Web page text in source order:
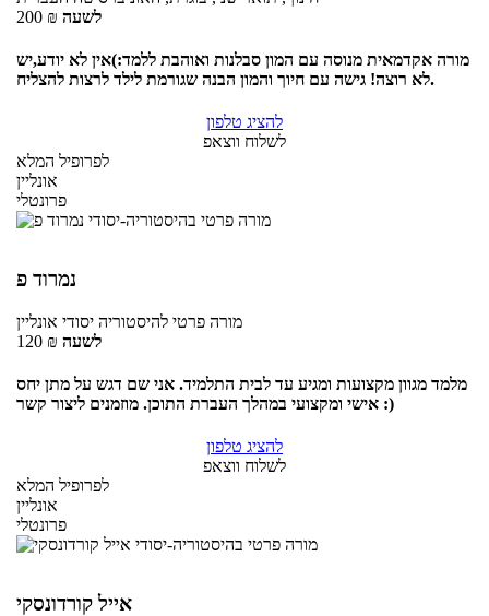
200 ₪ לשעה
מורה אקדמאית מנוסה עם המון סבלנות ואוהבת ללמד:)אין לא יודע,יש
לא רוצה! גישה עם חיוך והמון הבנה שגורמת לילד לרצות להצליח.
להציג טלפון
לשלוח ווצאפ
לפרופיל המלא
אונליין
פרונטלי
נמרוד פ
מורה פרטי להיסטוריה יסודי אונליין
120 ₪ לשעה
מלמד מגוון מקצועות ומגיע עד לבית התלמיד. אני שם דגש על מתן יחס
אישי ומקצועי במהלך העברת התוכן. מוזמנים ליצור קשר :)
להציג טלפון
לשלוח ווצאפ
לפרופיל המלא
אונליין
פרונטלי
אייל קורדונסקי